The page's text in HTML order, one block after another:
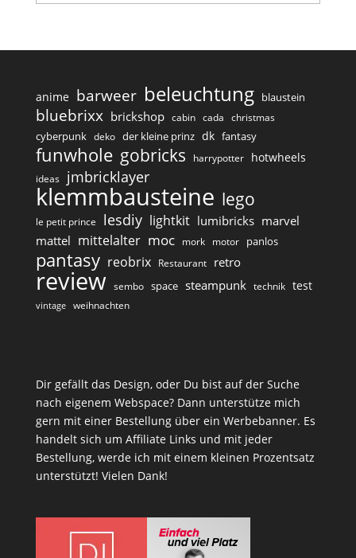
anime barweer beleuchtung blaustein
bluebrixx brickshop cabin cada christmas
cyberpunk deko der kleine prinz dk fantasy
funwhole gobricks harrypotter hotwheels
ideas jmbricklayer
klemmbausteine lego
le petit prince lesdiy lightkit lumibricks marvel
mattel mittelalter moc mork motor panlos
pantasy reobrix Restaurant retro
review sembo space steampunk technik test
vintage weihnachten
Dir gefällt das Design, oder Du bist auf der Suche
nach eigenem Webspace? Dann unterstütze mich
gern mit einer Bestellung über ein Werbebanner. Es
handelt sich um Affiliate Links und mit jeder
Bestellung, werde ich mit einem kleinen Prozentsatz
unterstützt! Vielen Dank!